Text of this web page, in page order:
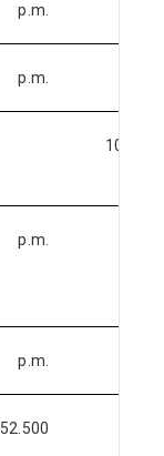
p.m.
p.m.
10.500
p.m.
p.m.
52.500